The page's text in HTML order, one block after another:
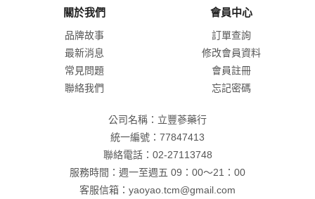
關於我們
品牌故事
最新消息
常見問題
聯絡我們
會員中心
訂單查詢
修改會員資料
會員註冊
忘記密碼
公司名稱：立豐蔘藥行
統一編號：77847413
聯絡電話：02-27113748
服務時間：週一至週五 09：00～21：00
客服信箱：yaoyao.tcm@gmail.com